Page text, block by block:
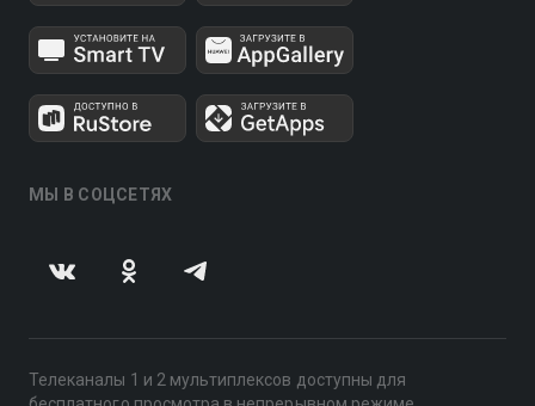
МЫ В СОЦСЕТЯХ
Телеканалы 1 и 2 мультиплексов доступны для